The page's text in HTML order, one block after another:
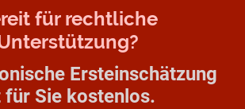
für rechtliche
Ersteinschätzung
für Sie kostenlos.